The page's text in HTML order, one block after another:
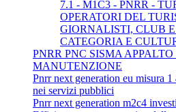
7.1 - M1C3 - PNRR -
OPERATORI DEL
GIORNALISTI, CLUB
CATEGORIA E
PNRR PNC SISMA
MANUTENZIONE
Pnrr next generation eu misura
nei servizi pubblici
Pnrr next generation m2c4